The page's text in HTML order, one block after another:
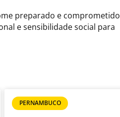
preparado e comprometido
e sensibilidade social para
PERNAMBUCO